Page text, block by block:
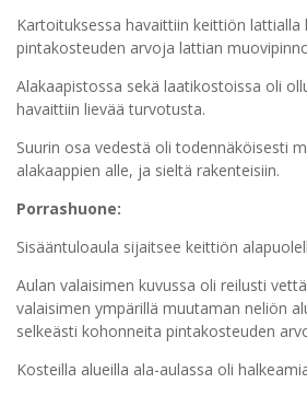
Kartoituksessa havaittiin keittiön lattialla
pintakosteuden arvoja lattian
Alakaapistossa sekä laatikostoissa oli
havaittiin lievää turvotusta.
Suurin osa vedestä oli todennäköisesti
alakaappien alle, ja sieltä rakenteisiin.
Porrashuone:
Sisääntuloaula sijaitsee keittiön
Aulan valaisimen kuvussa oli reilusti
valaisimen ympärillä muutaman neliön
selkeästi kohonneita pintakosteuden
Kosteilla alueilla ala-aulassa oli